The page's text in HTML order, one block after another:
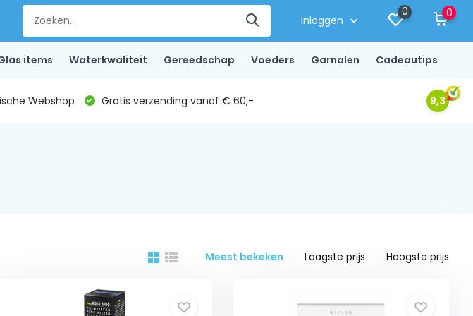
Inloggen
0 0
items Waterkwaliteit Gereedschap Voeders Garnalen Cadeautips
Webshop Gratis verzending vanaf € 60,- 9,3
Meest bekeken Laagste prijs Hoogste prijs